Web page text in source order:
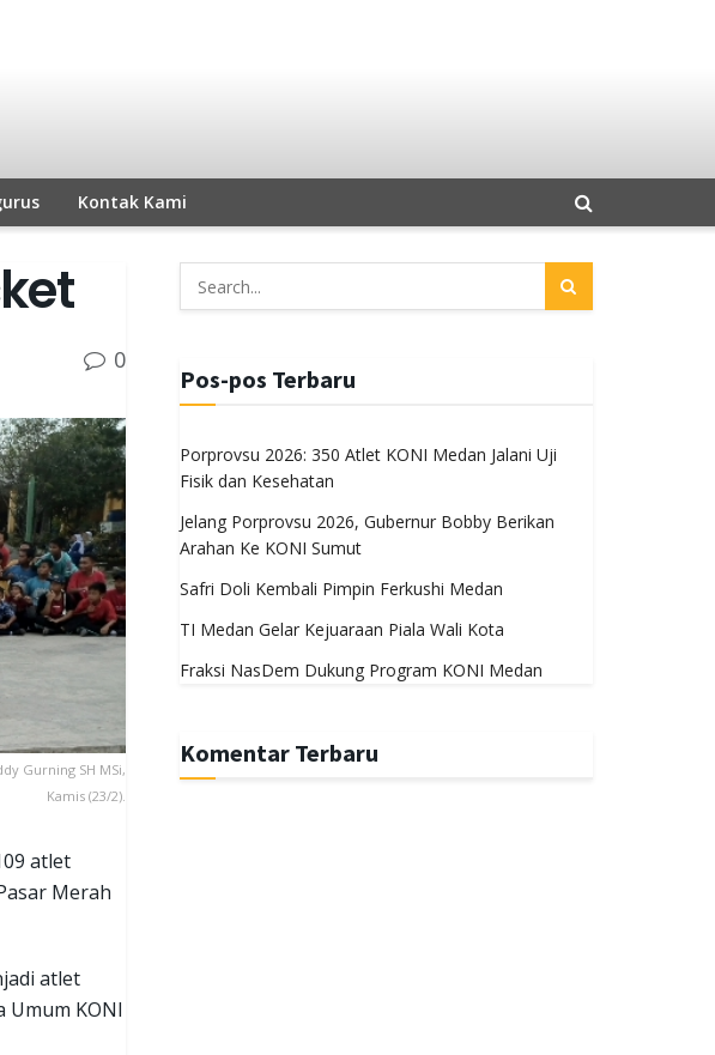
Kontak Kami
0
Gurning SH MSi,
Kamis (23/2).
atlet
Merah
atlet
KONI
Pos-pos Terbaru
Porprovsu 2026: 350 Atlet KONI Medan Jalani Uji
Fisik dan Kesehatan
Jelang Porprovsu 2026, Gubernur Bobby Berikan
Arahan Ke KONI Sumut
Safri Doli Kembali Pimpin Ferkushi Medan
TI Medan Gelar Kejuaraan Piala Wali Kota
Fraksi NasDem Dukung Program KONI Medan
Komentar Terbaru